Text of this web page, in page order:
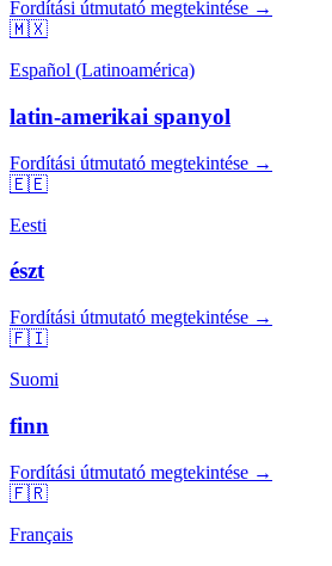
Fordítási útmutató megtekintése →
🇲🇽
Español (Latinoamérica)
latin-amerikai spanyol
Fordítási útmutató megtekintése →
🇪🇪
Eesti
észt
Fordítási útmutató megtekintése →
🇫🇮
Suomi
finn
Fordítási útmutató megtekintése →
🇫🇷
Français